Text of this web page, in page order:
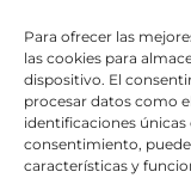
Para ofrecer las
las cookies para
dispositivo. El
procesar datos como
identificaciones
consentimiento,
características y
ACTUALIDAD
TIENDA SOLIDARIA
VOLUNTARIADO